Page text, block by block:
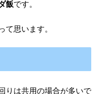
飯です。
て思います。
りは共用の場合が多いで